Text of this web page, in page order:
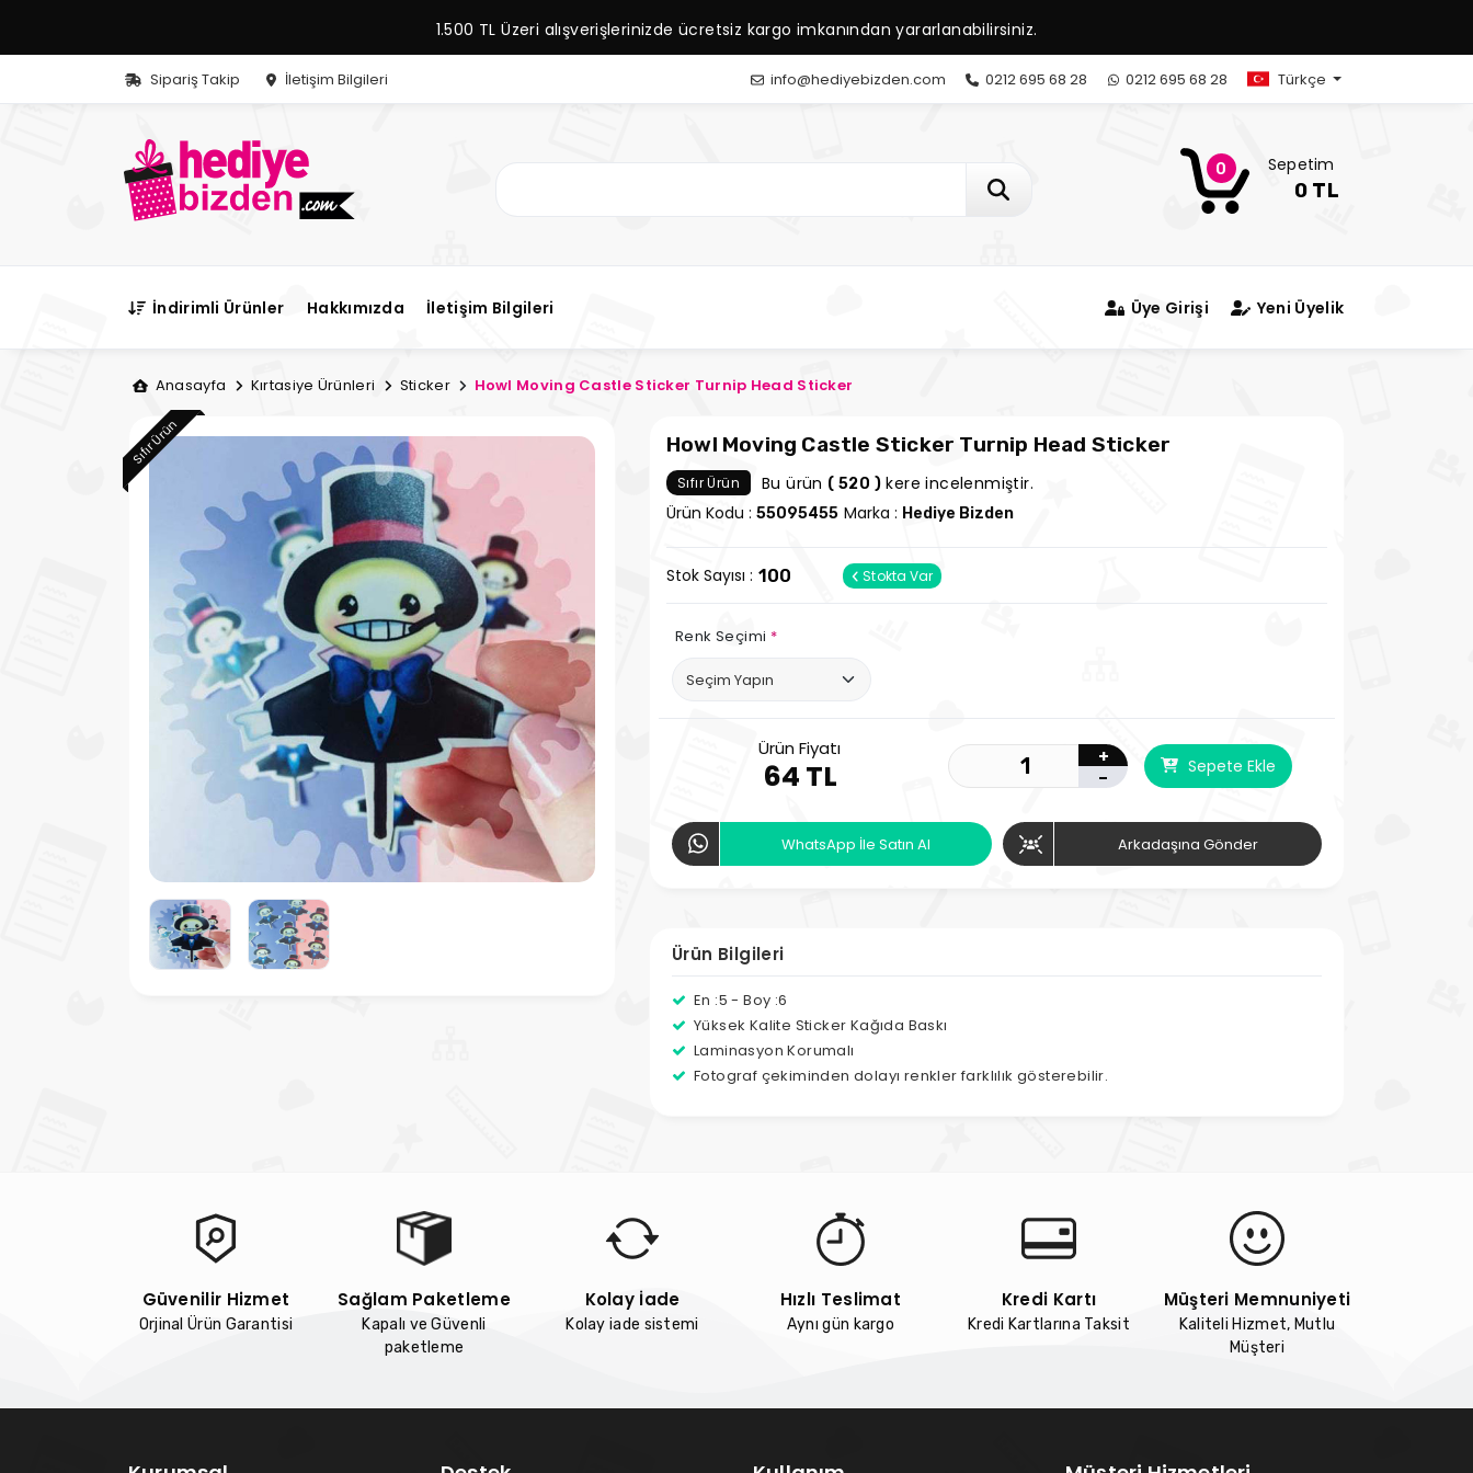
1.500 TL Üzeri alışverişlerinizde ücretsiz kargo imkanından yararlanabilirsiniz.
Sipariş Takip İletişim Bilgileri info@hediyebizden.com 0212 695 68 28 0212 695 68 28 Türkçe
0 Sepetim
0 TL
İndirimli Ürünler Hakkımızda İletişim Bilgileri Üye Girişi Yeni Üyelik
Anasayfa Kırtasiye Ürünleri Sticker Howl Moving Castle Sticker Turnip Head Sticker
Sıfır Ürün Howl Moving Castle Sticker Turnip Head Sticker
Sıfır Ürün Bu ürün ( 520 ) kere incelenmiştir.
Ürün Kodu : 55095455 Marka : Hediye Bizden
Stok Sayısı : 100 Stokta Var
Renk Seçimi *
Ürün Fiyatı
64 TL
+
-
Sepete Ekle
WhatsApp İle Satın Al Arkadaşına Gönder
Ürün Bilgileri
En :5 - Boy :6
Yüksek Kalite Sticker Kağıda Baskı
Laminasyon Korumalı
Fotograf çekiminden dolayı renkler farklılık gösterebilir.
Güvenilir Hizmet
Orjinal Ürün Garantisi
Sağlam Paketleme
Kapalı ve Güvenli
paketleme
Kolay İade
Kolay iade sistemi
Hızlı Teslimat
Aynı gün kargo
Kredi Kartı
Kredi Kartlarına Taksit
Müşteri Memnuniyeti
Kaliteli Hizmet, Mutlu
Müşteri